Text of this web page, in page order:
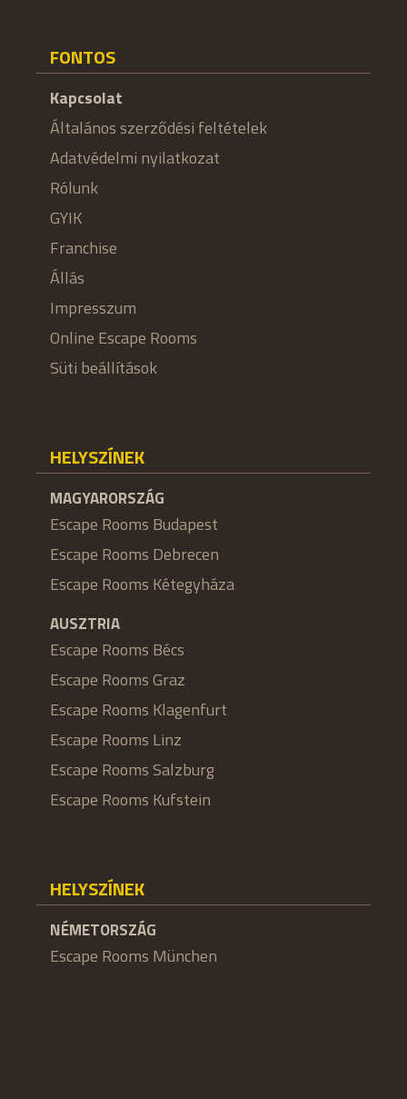
FONTOS
Kapcsolat
Általános szerződési feltételek
Adatvédelmi nyilatkozat
Rólunk
GYIK
Franchise
Állás
Impresszum
Online Escape Rooms
Süti beállítások
HELYSZÍNEK
MAGYARORSZÁG
Escape Rooms Budapest
Escape Rooms Debrecen
Escape Rooms Kétegyháza
AUSZTRIA
Escape Rooms Bécs
Escape Rooms Graz
Escape Rooms Klagenfurt
Escape Rooms Linz
Escape Rooms Salzburg
Escape Rooms Kufstein
HELYSZÍNEK
NÉMETORSZÁG
Escape Rooms München